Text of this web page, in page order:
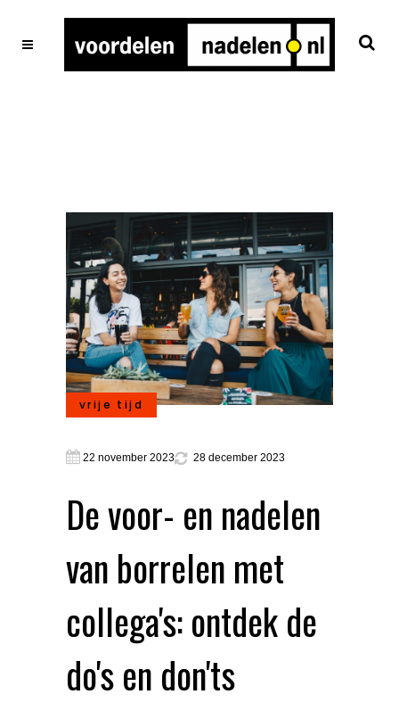
vrije tijd
22 november 2023 28 december 2023
De voor- en nadelen
van borrelen met
collega's: ontdek de
do's en don'ts